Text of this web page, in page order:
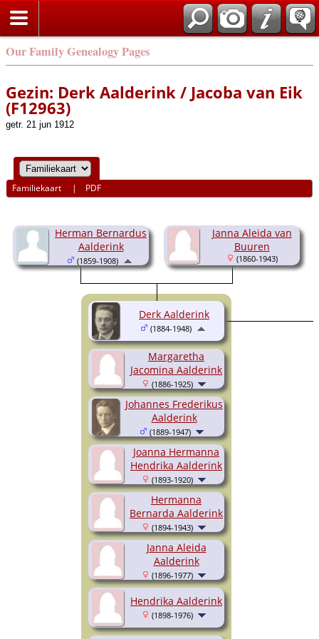
Our Family Genealogy Pages
Gezin: Derk Aalderink / Jacoba van Eik
(F12963)
getr. 21 jun 1912
Familiekaart | PDF
Herman Bernardus
Aalderink
(1859-1908)
Janna Aleida van
Buuren
(1860-1943)
Margaretha
Jacomina Aalderink
(1886-1925)
Johannes Frederikus
Aalderink
(1889-1947)
Joanna Hermanna
Hendrika Aalderink
(1893-1920)
Hermanna
Bernarda Aalderink
(1894-1943)
Janna Aleida
Aalderink
(1896-1977)
Hendrika Aalderink
(1898-1976)
Derk Aalderink
(1884-1948)